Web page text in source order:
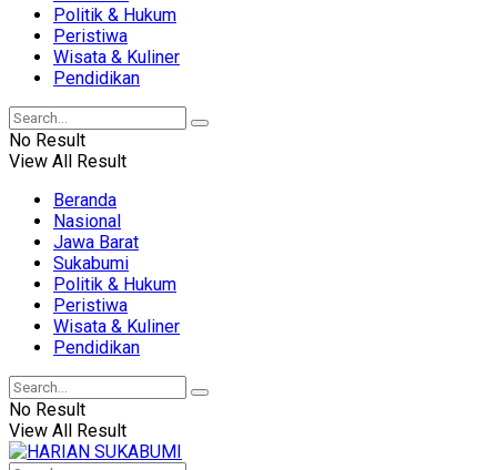
Politik & Hukum
Peristiwa
Wisata & Kuliner
Pendidikan
No Result
View All Result
Beranda
Nasional
Jawa Barat
Sukabumi
Politik & Hukum
Peristiwa
Wisata & Kuliner
Pendidikan
No Result
View All Result